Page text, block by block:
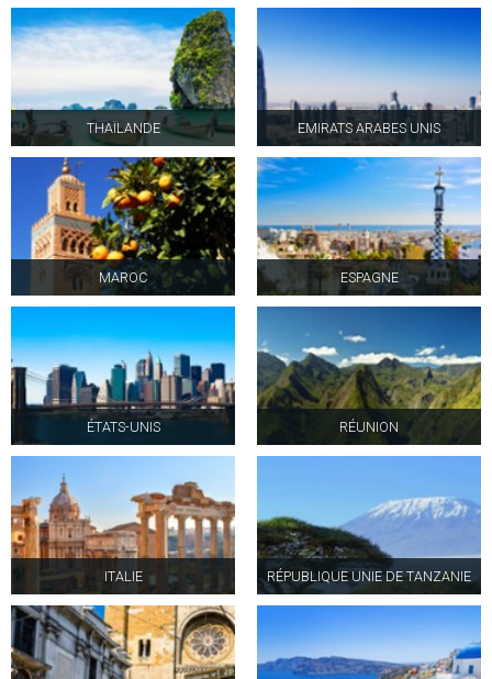
THAÏLANDE EMIRATS ARABES UNIS
MAROC ESPAGNE
ÉTATS-UNIS RÉUNION
ITALIE RÉPUBLIQUE UNIE DE TANZANIE